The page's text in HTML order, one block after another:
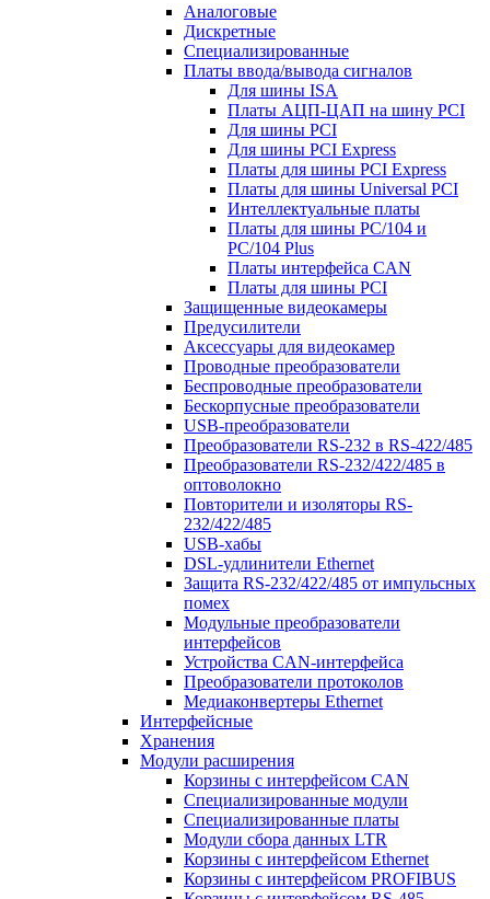
Аналоговые
Дискретные
Специализированные
Платы ввода/вывода сигналов
Для шины ISA
Платы АЦП-ЦАП на шину PCI
Для шины PCI
Для шины PCI Express
Платы для шины PCI Express
Платы для шины Universal PCI
Интеллектуальные платы
Платы для шины PC/104 и
PC/104 Plus
Платы интерфейса CAN
Платы для шины PCI
Защищенные видеокамеры
Предусилители
Аксессуары для видеокамер
Проводные преобразователи
Беспроводные преобразователи
Бескорпусные преобразователи
USB-преобразователи
Преобразователи RS-232 в RS-422/485
Преобразователи RS-232/422/485 в
оптоволокно
Повторители и изоляторы RS-
232/422/485
USB-хабы
DSL-удлинители Ethernet
Защита RS-232/422/485 от импульсных
помех
Модульные преобразователи
интерфейсов
Устройства CAN-интерфейса
Преобразователи протоколов
Медиаконвертеры Ethernet
Интерфейсные
Хранения
Модули расширения
Корзины с интерфейсом CAN
Специализированные модули
Специализированные платы
Модули сбора данных LTR
Корзины с интерфейсом Ethernet
Корзины с интерфейсом PROFIBUS